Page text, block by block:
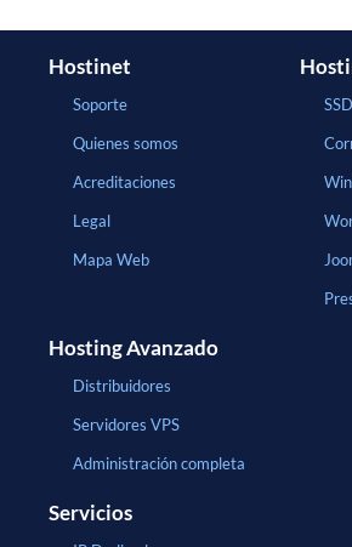
Hostinet
Soporte
Quienes somos
Acreditaciones
Legal
Mapa Web
SSD
Hosting Avanzado
Distribuidores
Servidores VPS
Administración completa
Servicios